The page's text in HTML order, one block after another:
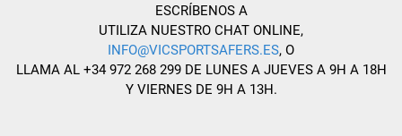
ESCRÍBENOS A
UTILIZA NUESTRO CHAT ONLINE,
INFO@VICSPORTSAFERS.ES, O
LLAMA AL +34 972 268 299 DE LUNES A JUEVES A 9H A 18H
Y VIERNES DE 9H A 13H.